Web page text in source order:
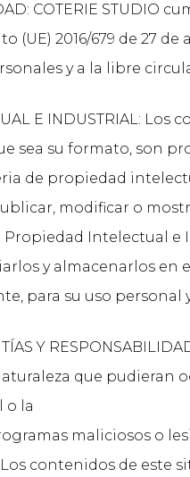
COTERIE
(UE) 2016/679 de 27
y a la libre
E INDUSTRIAL:
sea su formato, son
de propiedad
modificar o
Intelectual e
y almacenarlos en
para su uso personal
Y
que pudieran
o la
maliciosos o
contenidos de este